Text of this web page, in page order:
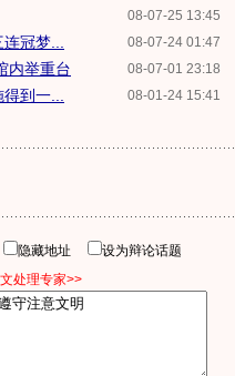
08-07-25 13:45
08-07-24 01:47
冠梦...
08-07-01 23:18
内举重台
08-01-24 15:41
到一...
隐藏地址
设为辩论话题
处理专家>>